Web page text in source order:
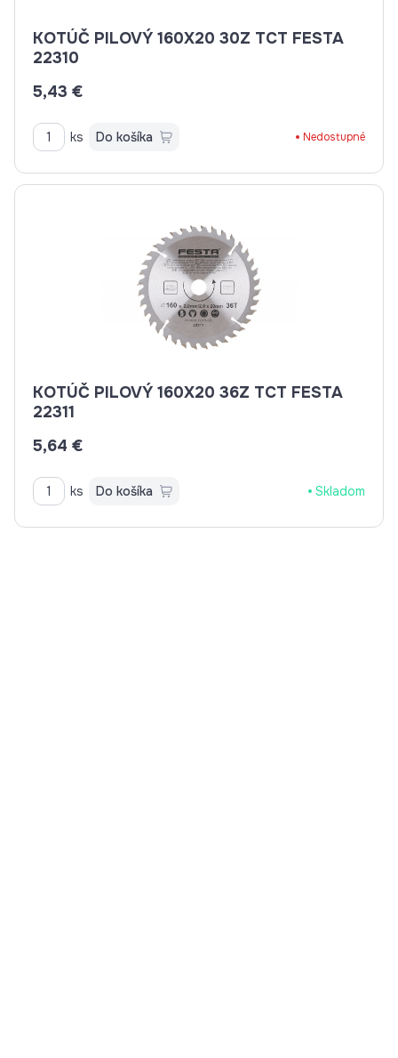
KOTÚČ PILOVÝ 160X20 30Z TCT FESTA
22310
5,43 €
ks Do košíka Nedostupné
KOTÚČ PILOVÝ 160X20 36Z TCT FESTA
22311
5,64 €
ks Do košíka Skladom